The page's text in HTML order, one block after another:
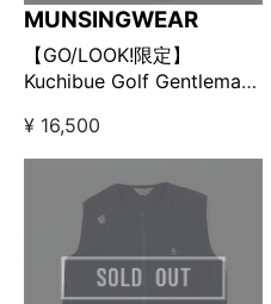
MUNSINGWEAR
【GO/LOOK!限定】
Kuchibue Golf Gentleman
ウンオックスシャツ ブルー
¥ 16,500